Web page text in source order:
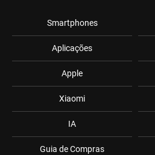
Smartphones
Aplicações
Apple
Xiaomi
IA
Guia de Compras